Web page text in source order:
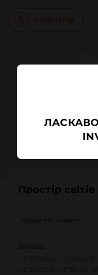
Простір світів
Художня галерея
Bilbao